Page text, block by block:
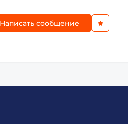
Написать сообщение